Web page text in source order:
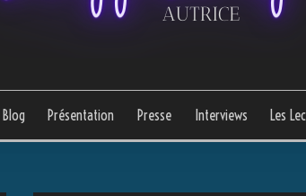
Blog Présentation Presse Interviews Les